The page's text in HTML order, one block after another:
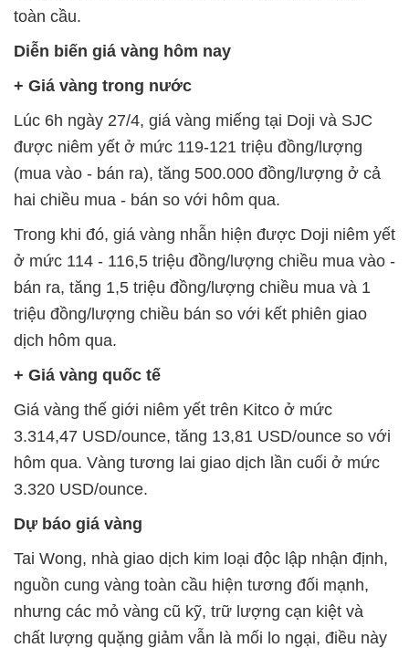
toàn cầu.
Diễn biến giá vàng hôm nay
+ Giá vàng trong nước
Lúc 6h ngày 27/4, giá vàng miếng tại Doji và SJC
được niêm yết ở mức 119-121 triệu đồng/lượng
(mua vào - bán ra), tăng 500.000 đồng/lượng ở cả
hai chiều mua - bán so với hôm qua.
Trong khi đó, giá vàng nhẫn hiện được Doji niêm yết
ở mức 114 - 116,5 triệu đồng/lượng chiều mua vào -
bán ra, tăng 1,5 triệu đồng/lượng chiều mua và 1
triệu đồng/lượng chiều bán so với kết phiên giao
dịch hôm qua.
+ Giá vàng quốc tế
Giá vàng thế giới niêm yết trên Kitco ở mức
3.314,47 USD/ounce, tăng 13,81 USD/ounce so với
hôm qua. Vàng tương lai giao dịch lần cuối ở mức
3.320 USD/ounce.
Dự báo giá vàng
Tai Wong, nhà giao dịch kim loại độc lập nhận định,
nguồn cung vàng toàn cầu hiện tương đối mạnh,
nhưng các mỏ vàng cũ kỹ, trữ lượng cạn kiệt và
chất lượng quặng giảm vẫn là mối lo ngại, điều này